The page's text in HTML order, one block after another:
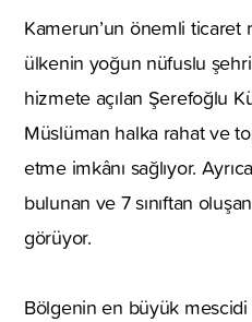
Kamerun’un önemli
ülkenin yoğun nüfuslu şehri
hizmete açılan Şerefoğlu
Müslüman halka rahat ve
etme imkânı sağlıyor.
bulunan ve 7 sınıftan
görüyor.
Bölgenin en büyük